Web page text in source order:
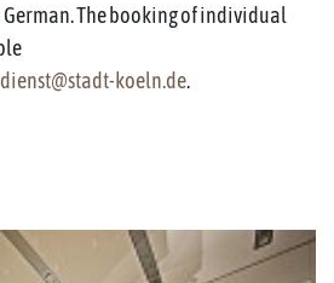
German. The booking of individual
koeln.de.